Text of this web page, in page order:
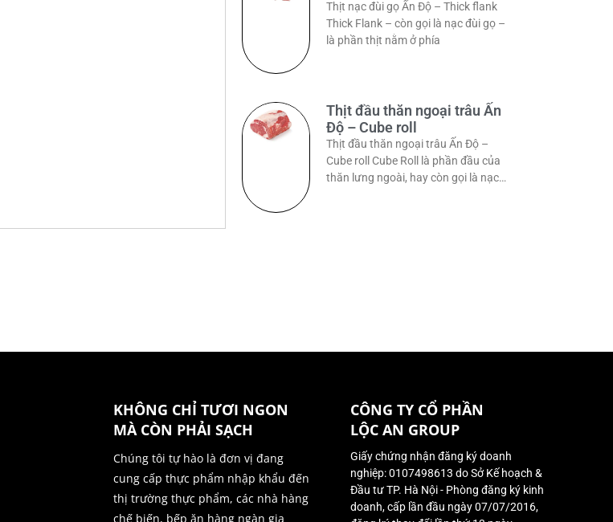
Thịt nạc đùi gọ Ấn Độ – Thick flank
Thick Flank – còn gọi là nạc đùi gọ –
là phần thịt nằm ở phía
Thịt đầu thăn ngoại trâu Ấn
Độ – Cube roll
Thịt đầu thăn ngoại trâu Ấn Độ –
Cube roll Cube Roll là phần đầu của
thăn lưng ngoài, hay còn gọi là nạc
KHÔNG CHỈ TƯƠI NGON
MÀ CÒN PHẢI SẠCH
Chúng tôi tự hào là đơn vị đang
cung cấp thực phẩm nhập khẩu đến
thị trường thực phẩm, các nhà hàng
chế biến, bếp ăn hàng ngàn gia
CÔNG TY CỔ PHẦN
LỘC AN GROUP
Giấy chứng nhận đăng ký doanh
nghiệp: 0107498613 do Sở Kế hoạch &
Đầu tư TP. Hà Nội - Phòng đăng ký kinh
doanh, cấp lần đầu ngày 07/07/2016,